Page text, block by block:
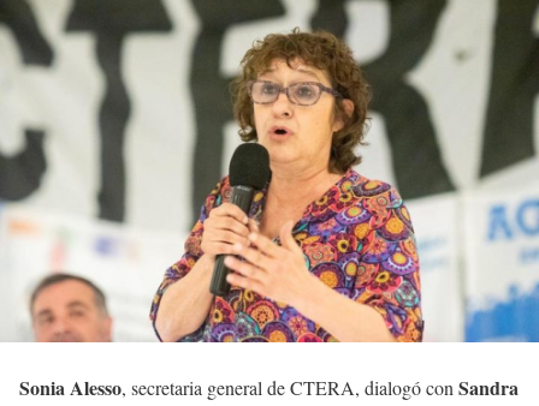
Sonia Alesso, secretaria general de CTERA, dialogó conSandra